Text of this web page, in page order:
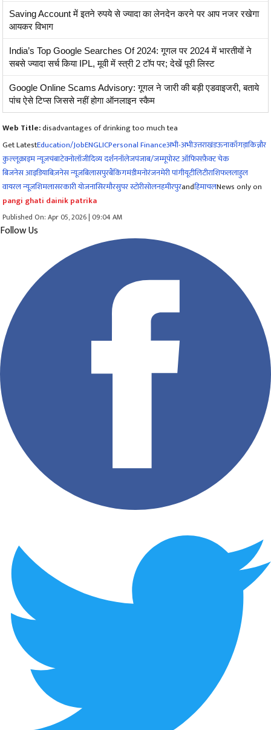
Saving Account में इतने रुपये से ज्यादा का लेनदेन करने पर आप नजर रखेगा
आयकर विभाग
India’s Top Google Searches Of 2024: गूगल पर 2024 में भारतीयों ने
सबसे ज्यादा सर्च किया IPL, मूवी में स्त्री 2 टॉप पर; देखें पूरी लिस्ट
Google Online Scams Advisory: गूगल ने जारी की बड़ी एडवाइजरी, बताये
पांच ऐसे टिप्स जिससे नहीं होगा ऑनलाइन स्कैम
Web Title:disadvantages of drinking too much tea
Get LatestEducation/JobENGLICPersonal Financeअभी-अभीउत्तराखंडऊनाकाँगड़ाकिन्नौर
कुल्लूक्राइम न्यूजचंबाटेक्नोलॉजीदिव्य दर्शननॉलेजपंजाब/जम्मूपोस्ट ऑफिसफ़ैक्ट चेक
बिजनेस आइडियाबिज़नेस न्यूज़बिलासपुरबैंकिंगमंडीमनोरंजनमेरी पांगीयूटीलिटीराशिफललाहुल
वायरल न्यूज़शिमलासरकारी योजनासिरमौरसुपर स्टोरीसोलनहमीरपुरandहिमाचलNews only on
pangi ghati dainik patrika
Published On: Apr 05, 2026 | 09:04 AM
Follow Us